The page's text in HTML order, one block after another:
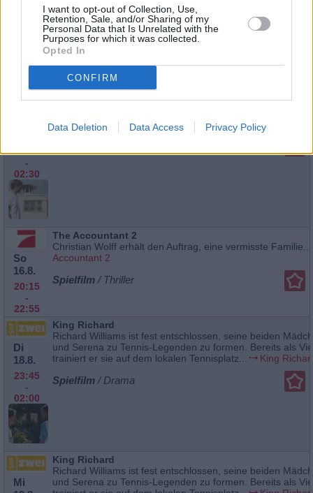
I want to opt-out of Collection, Use,
Retention, Sale, and/or Sharing of my
Personal Data that Is Unrelated with the
Purposes for which it was collected.
Opted In
CONFIRM
Data Deletion Data Access Privacy Policy
Spielfilm/ Thriller
00:40
-
02:30
Shot Caller
die...
Shot Caller
So
16.8.
20:15
-
22:55
The Accountant 2
Christian Wolff erhält den Auftrag, eine vermisste Familie...
Accountant 2
Spielfilm / Thriller
Di
18.8.
23:45
-
02:00
King Richard
Richard Williams ist fest entschlossen, seine beiden
und Serena zu Tennis-Legenden zu formen. Bereits als
trainiert er sie auf dem lokalen Tennisplatz...
King
Spielfilm / Drama
Mi
King Richard
Richard Williams ist fest entschlossen, seine beiden
und Serena zu Tennis-Legenden zu formen. Bereits als